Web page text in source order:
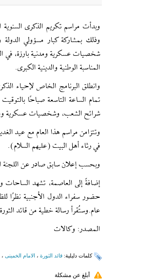
وذلك بمشاركة كبار مسؤولي
شخصيات عسكرية ومدنية بارزة، في
المناسبة الوطنية والدينية الكبرى.
وانطلق البرنامج الخاص لإحياء
شرائح الشعب، وشخصيات عسكرية
وتتزامن مراسم هذا العام مع عيد
في رثاء أهل البيت (عليهم السلام).
وبحسب إعلان سابق صادر عن اللجنة
إضافةً إلى العاصمة، تشهد الساحات
حضور سفراء الدول الأجنبية نظرًا
عام.وستُقرأ رسالة خطية من قائد
المصدر: وکالات
کلمات دلیلیة: قائد الثورة ، الامام الخمینی ،
أبلغ عن مشكلة